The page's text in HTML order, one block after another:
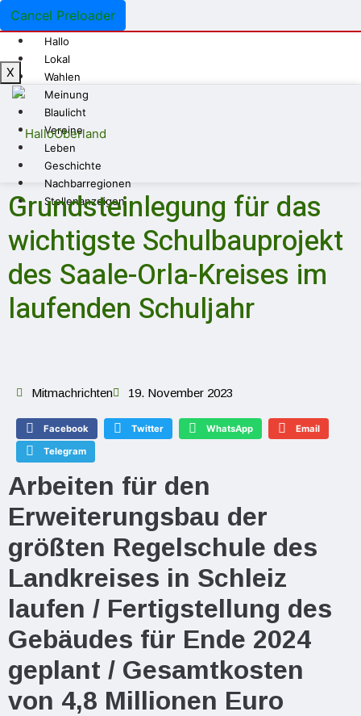
Cancel Preloader
Hallo
Lokal
Wahlen
Meinung
Blaulicht
Vereine
Leben
Geschichte
Nachbarregionen
Stellenanzeigen
X
Grundsteinlegung für das
wichtigste Schulbauprojekt
des Saale-Orla-Kreises im
laufenden Schuljahr
Mitmachrichten 19. November 2023
Facebook Twitter WhatsApp Email
Telegram
Arbeiten für den
Erweiterungsbau der
größten Regelschule des
Landkreises in Schleiz
laufen / Fertigstellung des
Gebäudes für Ende 2024
geplant / Gesamtkosten
von 4,8 Millionen Euro